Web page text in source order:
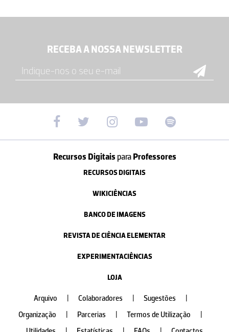
RECEBA A NOSSA NEWSLETTER
Recursos Digitais paraProfessores
RECURSOS DIGITAIS
WIKICIÊNCIAS
BANCO DE IMAGENS
REVISTA DE CIÊNCIA ELEMENTAR
EXPERIMENTACIÊNCIAS
LOJA
Arquivo Colaboradores Sugestões
Organização
Parcerias Termos de Utilização